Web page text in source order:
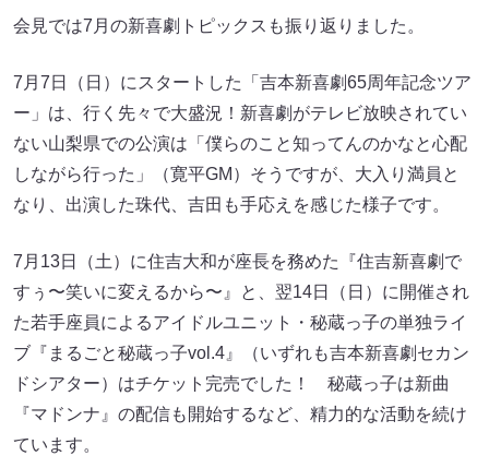
会見では7月の新喜劇トピックスも振り返りました。
7月7日（日）にスタートした「吉本新喜劇65周年記念ツア
ー」は、行く先々で大盛況！新喜劇がテレビ放映されてい
ない山梨県での公演は「僕らのこと知ってんのかなと心配
しながら行った」（寛平GM）そうですが、大入り満員と
なり、出演した珠代、吉田も手応えを感じた様子です。
7月13日（土）に住吉大和が座長を務めた『住吉新喜劇で
すぅ〜笑いに変えるから〜』と、翌14日（日）に開催され
た若手座員によるアイドルユニット・秘蔵っ子の単独ライ
ブ『まるごと秘蔵っ子vol.4』（いずれも吉本新喜劇セカン
ドシアター）はチケット完売でした！ 秘蔵っ子は新曲
『マドンナ』の配信も開始するなど、精力的な活動を続け
ています。